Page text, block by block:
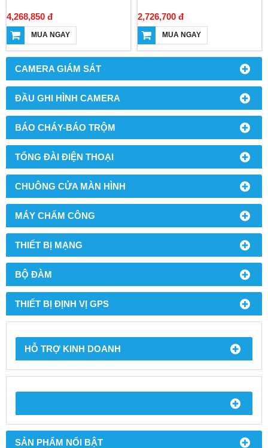
CAMERA GIÁM SÁT
ĐẦU GHI HÌNH CAMERA
BÁO CHÁY-BÁO TRỘM
TỔNG ĐÀI ĐIỆN THOẠI
CHUÔNG CỬA MÀN HÌNH
MÁY CHẤM CÔNG
THIẾT BỊ MẠNG
BỘ ĐÀM
THIẾT BỊ ĐỊNH VỊ GPS
HỖ TRỢ KINH DOANH
SẢN PHẨM NỔI BẬT
4,268,850 đ
MUA NGAY
2,726,700 đ
MUA NGAY